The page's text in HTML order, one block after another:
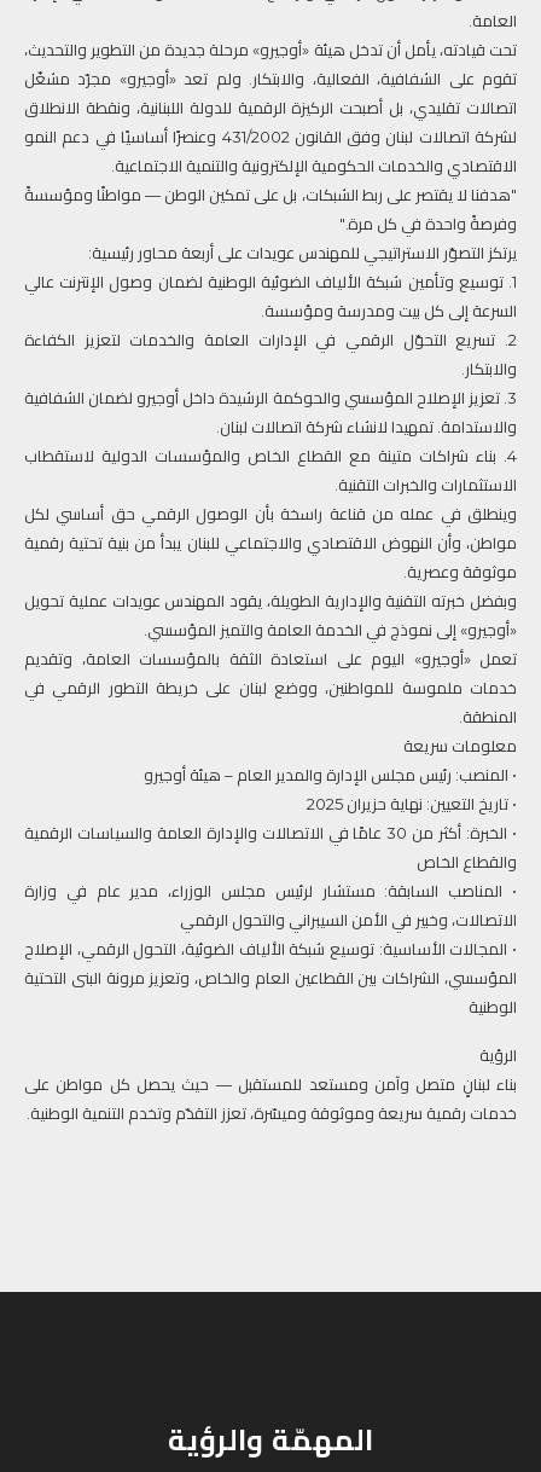
العامة.
تحت قيادته، يأمل أن تدخل هيئة «أوجيرو» مرحلة جديدة من التطوير والتحديث،
تقوم على الشفافية، الفعالية، والابتكار. ولم تعد «أوجيرو» مجرّد مشغّل
اتصالات تقليدي، بل أصبحت الركيزة الرقمية للدولة اللبنانية، ونقطة الانطلاق
لشركة اتصالات لبنان وفق القانون 431/2002 وعنصرًا أساسيًا في دعم النمو
الاقتصادي والخدمات الحكومية الإلكترونية والتنمية الاجتماعية.
"هدفنا لا يقتصر على ربط الشبكات، بل على تمكين الوطن — مواطنًا ومؤسسةً
وفرصةً واحدة في كل مرة."
يرتكز التصوّر الاستراتيجي للمهندس عويدات على أربعة محاور رئيسية:
1. توسيع وتأمين شبكة الألياف الضوئية الوطنية لضمان وصول الإنترنت عالي
السرعة إلى كل بيت ومدرسة ومؤسسة.
2. تسريع التحوّل الرقمي في الإدارات العامة والخدمات لتعزيز الكفاءة
والابتكار.
3. تعزيز الإصلاح المؤسسي والحوكمة الرشيدة داخل أوجيرو لضمان الشفافية
والاستدامة. تمهيدا لانشاء شركة اتصالات لبنان.
4. بناء شراكات متينة مع القطاع الخاص والمؤسسات الدولية لاستقطاب
الاستثمارات والخبرات التقنية.
وينطلق في عمله من قناعة راسخة بأن الوصول الرقمي حق أساسي لكل
مواطن، وأن النهوض الاقتصادي والاجتماعي للبنان يبدأ من بنية تحتية رقمية
موثوقة وعصرية.
وبفضل خبرته التقنية والإدارية الطويلة، يقود المهندس عويدات عملية تحويل
«أوجيرو» إلى نموذج في الخدمة العامة والتميز المؤسسي.
تعمل «أوجيرو» اليوم على استعادة الثقة بالمؤسسات العامة، وتقديم
خدمات ملموسة للمواطنين، ووضع لبنان على خريطة التطور الرقمي في
المنطقة.
معلومات سريعة
• المنصب: رئيس مجلس الإدارة والمدير العام – هيئة أوجيرو
• تاريخ التعيين: نهاية حزيران 2025
• الخبرة: أكثر من 30 عامًا في الاتصالات والإدارة العامة والسياسات الرقمية
والقطاع الخاص
• المناصب السابقة: مستشار لرئيس مجلس الوزراء، مدير عام في وزارة
الاتصالات، وخبير في الأمن السيبراني والتحول الرقمي
• المجالات الأساسية: توسيع شبكة الألياف الضوئية، التحول الرقمي، الإصلاح
المؤسسي، الشراكات بين القطاعين العام والخاص، وتعزيز مرونة البنى التحتية
الوطنية
الرؤية
بناء لبنانٍ متصل وآمن ومستعد للمستقبل — حيث يحصل كل مواطن على
خدمات رقمية سريعة وموثوقة وميسّرة، تعزز التقدّم وتخدم التنمية الوطنية.
المهمّة والرؤية